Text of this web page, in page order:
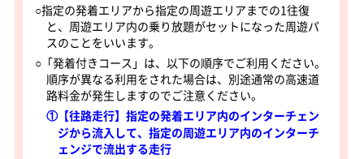
○指定の発着エリアから指定の周遊エリアまでの1往復
と、周遊エリア内の乗り放題がセットになった周遊パ
スのことをいいます。
○「発着付きコース」は、以下の順序でご利用ください。
順序が異なる利用をされた場合は、別途通常の高速道
路料金が発生しますのでご注意ください。
①【往路走行】指定の発着エリア内のインターチェン
ジから流入して、指定の周遊エリア内のインターチ
ェンジで流出する走行